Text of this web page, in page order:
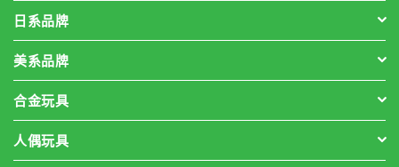
日系品牌
美系品牌
合金玩具
人偶玩具